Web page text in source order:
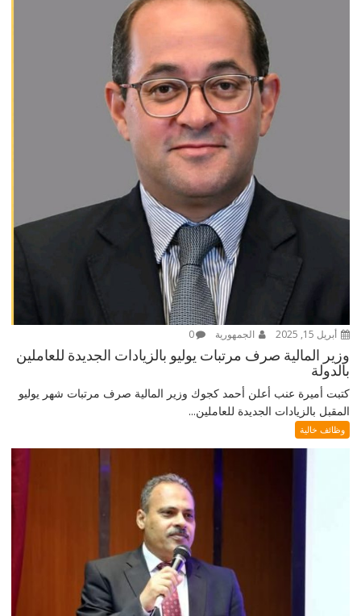
أبريل 15, 2025 الجمهورية 0
وزير المالية صرف مرتبات يوليو بالزيادات الجديدة للعاملين
بالدولة
كتبت أميرة عنب أعلن أحمد كجوك وزير المالية صرف مرتبات شهر يوليو
المقبل بالزيادات الجديدة للعاملين...
وظائف خالية